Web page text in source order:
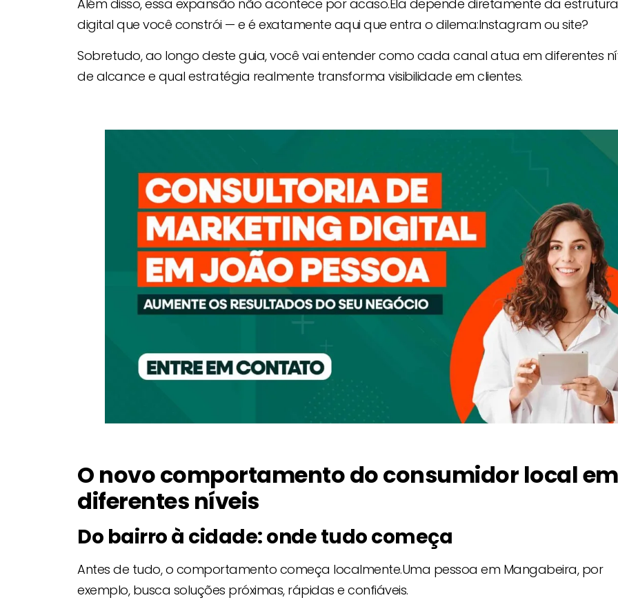
Além disso, essa expansão não acontece por acaso.Ela depende diretamente da estrutura
digital que você constrói — e é exatamente aqui que entra o dilema:Instagram ou site?
Sobretudo, ao longo deste guia, você vai entender como cada canal atua em diferentes
de alcance e qual estratégia realmente transforma visibilidade em clientes.
O novo comportamento do consumidor local em
diferentes níveis
Do bairro à cidade: onde tudo começa
Antes de tudo, o comportamento começa localmente.Uma pessoa em Mangabeira, por
exemplo, busca soluções próximas, rápidas e confiáveis.